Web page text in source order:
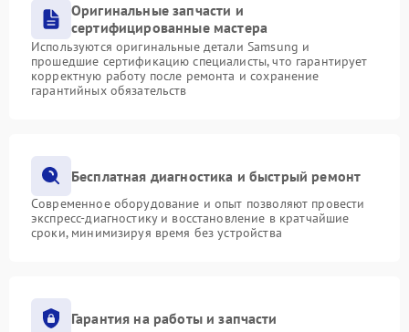
Оригинальные запчасти и
сертифицированные мастера
Используются оригинальные детали Samsung и
прошедшие сертификацию специалисты, что гарантирует
корректную работу после ремонта и сохранение
гарантийных обязательств
Бесплатная диагностика и быстрый ремонт
Современное оборудование и опыт позволяют провести
экспресс-диагностику и восстановление в кратчайшие
сроки, минимизируя время без устройства
Гарантия на работы и запчасти